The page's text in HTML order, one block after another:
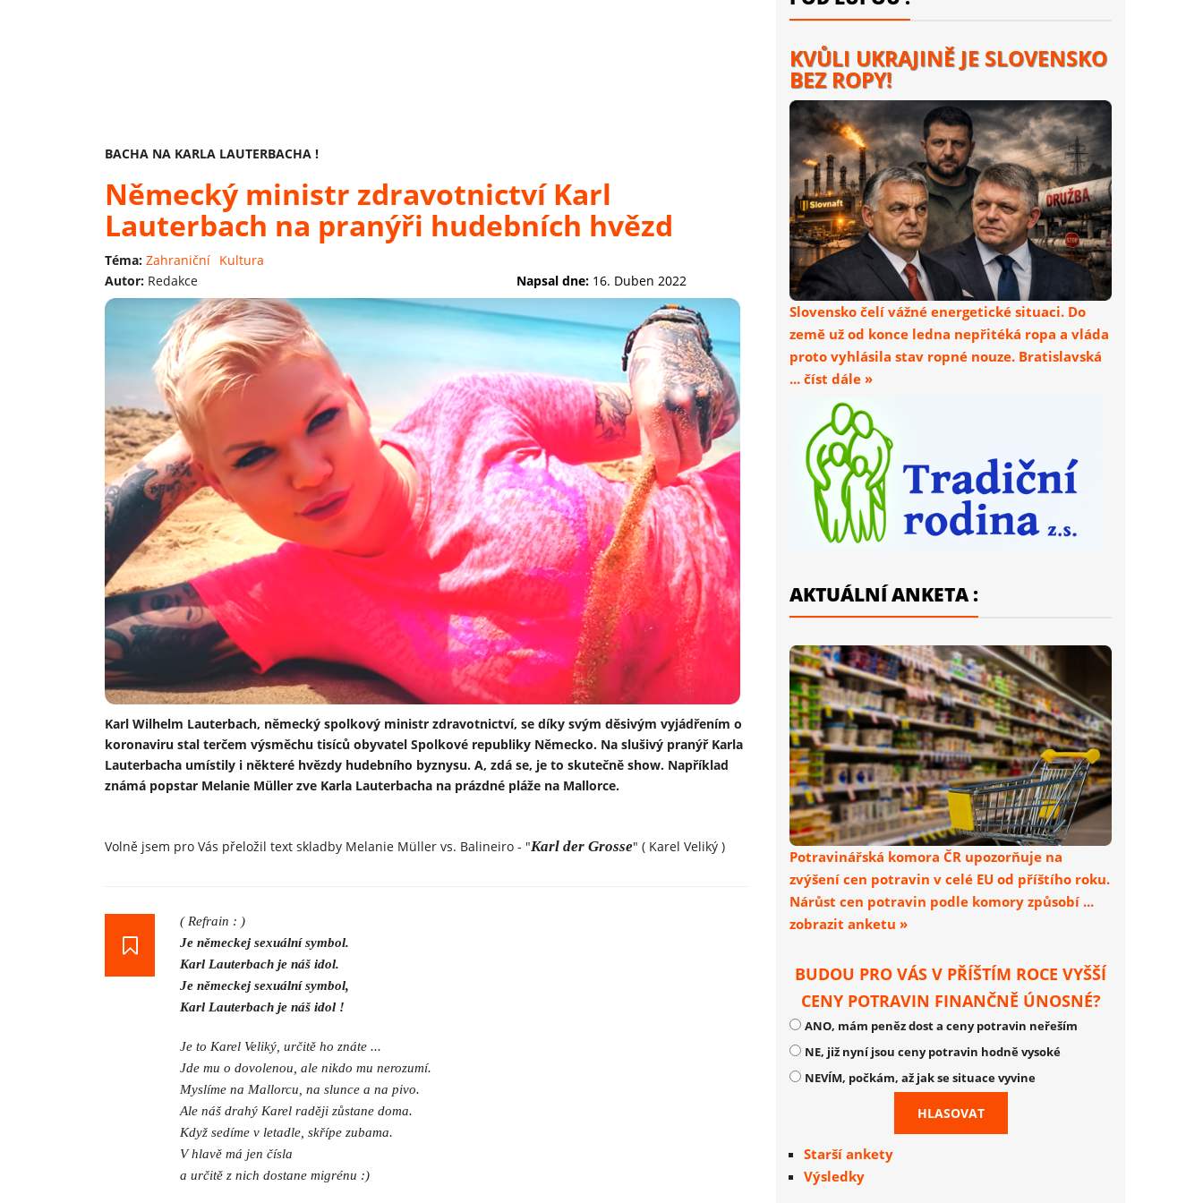
BACHA NA KARLA LAUTERBACHA !
Německý ministr zdravotnictví Karl
Lauterbach na pranýři hudebních hvězd
Téma: Zahraniční Kultura
Autor: Redakce Napsal dne: 16. Duben 2022
Karl Wilhelm Lauterbach, německý spolkový ministr zdravotnictví, se díky svým děsivým vyjádřením o
koronaviru stal terčem výsměchu tisíců obyvatel Spolkové republiky Německo. Na slušivý pranýř Karla
Lauterbacha umístily i některé hvězdy hudebního byznysu. A, zdá se, je to skutečně show. Například
známá popstar Melanie Müller zve Karla Lauterbacha na prázdné pláže na Mallorce.
Volně jsem pro Vás přeložil text skladby Melanie Müller vs. Balineiro - "Karl der Grosse" ( Karel Veliký )
( Refrain : )
Je německej sexuální symbol.
Karl Lauterbach je náš idol.
Je německej sexuální symbol,
Karl Lauterbach je náš idol !
Je to Karel Veliký, určitě ho znáte ...
Jde mu o dovolenou, ale nikdo mu nerozumí.
Myslíme na Mallorcu, na slunce a na pivo.
Ale náš drahý Karel raději zůstane doma.
Když sedíme v letadle, skřípe zubama.
V hlavě má jen čísla
a určitě z nich dostane migrénu :)
KVŮLI UKRAJINĚ JE SLOVENSKO
BEZ ROPY!
Slovensko čelí vážné energetické situaci. Do
země už od konce ledna nepřitéká ropa a vláda
proto vyhlásila stav ropné nouze. Bratislavská
... číst dále »
AKTUÁLNÍ ANKETA :
Potravinářská komora ČR upozorňuje na
zvýšení cen potravin v celé EU od příštího roku.
Nárůst cen potravin podle komory způsobí ...
zobrazit anketu »
BUDOU PRO VÁS V PŘÍŠTÍM ROCE VYŠŠÍ
CENY POTRAVIN FINANČNĚ ÚNOSNÉ?
ANO, mám peněz dost a ceny potravin neřeším
NE, již nyní jsou ceny potravin hodně vysoké
NEVÍM, počkám, až jak se situace vyvine
Starší ankety
Výsledky